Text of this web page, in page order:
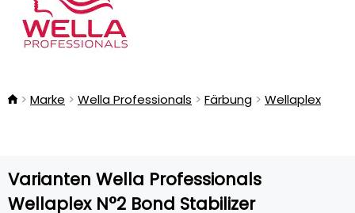
Marke Wella Professionals Färbung Wellaplex
Varianten Wella Professionals
Wellaplex N°2 Bond Stabilizer